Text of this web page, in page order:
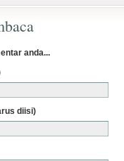
anda...
diisi)